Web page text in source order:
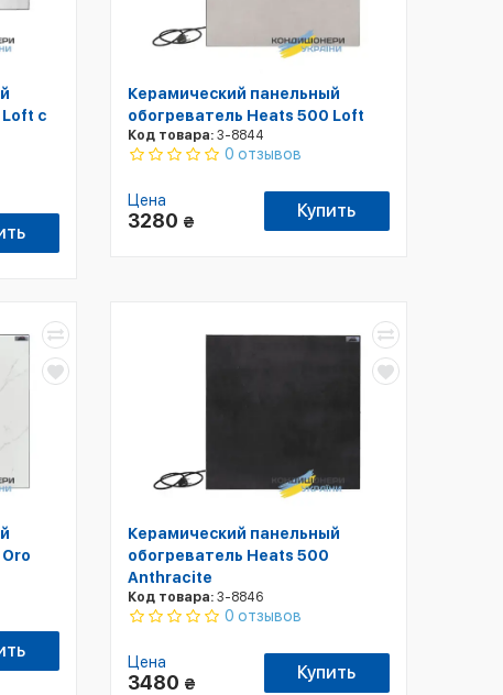
с
Керамический панельный
обогреватель Heats 500 Loft
Код товара:3-8844
0 отзывов
Цена
3280 ₴
Купить
Керамический панельный
обогреватель Heats 500
Anthracite
Код товара:3-8846
0 отзывов
Цена
3480 ₴
Купить